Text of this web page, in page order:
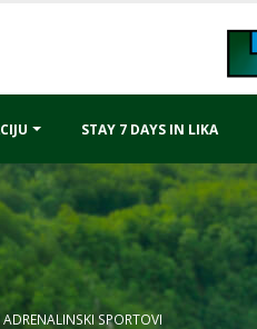
STAY 7 DAYS IN LIKA
ADRENALINSKI SPORTOVI